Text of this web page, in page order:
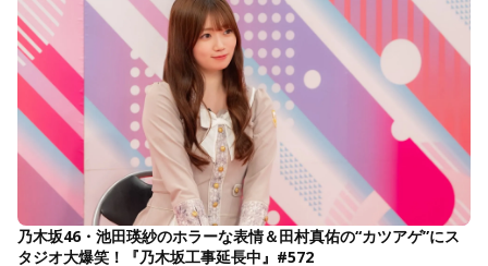
乃木坂46・池田瑛紗のホラーな表情＆田村真佑の“カツアゲ”にス
タジオ大爆笑！『乃木坂工事延長中』#572